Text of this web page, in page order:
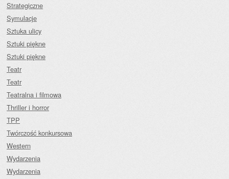
Strategiczne
Symulacje
Sztuka ulicy
Sztuki piękne
Sztuki piękne
Teatr
Teatr
Teatralna i filmowa
Thriller i horror
TPP
Twórczość konkursowa
Western
Wydarzenia
Wydarzenia